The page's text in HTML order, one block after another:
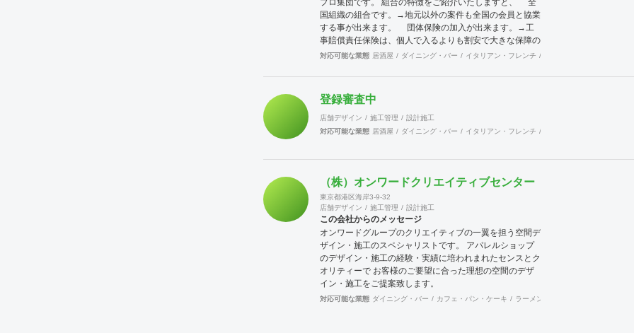
国組織の組合です。→地元以外の案件も全国の会員と協業
する事が出来ます。 団体保険の加入が出来ます。→工
事賠償責任保険は、個人で入るよりも割安で大きな保障の
保険です。 企業訪問活動（クリニック）→会員企業を
出来ます。 店舗ジャパンに加入出来ます。→マッチン
クサイトの運営と情報発信により新規開拓の期待が持てま
す。 これらのことは、全国に点在する会員が組織的に活
動しているからこそ可能となることで、会員企業が増えれ
ば、尚更の事です。 景気に左右されがちな建設業界に於
ることでより強固な絆を築きあげて行きます。 当組合
は、全国組織の利点を生かしてますます活発に活動して行
きます。ご賛同頂ける、同業者様のご加入をお待ちして居
ります。
対応可能な業態 居酒屋 ダイニング・バー イタリアン・フレンチ
登録審査中
店舗デザイン 施工管理
設計施工
対応可能な業態 居酒屋 ダイニング・バー イタリアン・フレンチ
（株）オンワードクリエイティブセンター
東京都港区海岸3-9-32
店舗デザイン
施工管理 設計施工
この会社からのメッセージ
オンワードグループのクリエイティブの一翼を担う空間デ
ザイン・施工のスペシャリストです。 アパレルショップ
のデザイン・施工の経験・実績に培われまれたセンスとク
オリティーで お客様のご要望に合った理想の空間のデザ
イン・施工をご提案致します。
対応可能な業態 ダイニング・バー カフェ・パン・ケーキ ラーメン・そば・うどん